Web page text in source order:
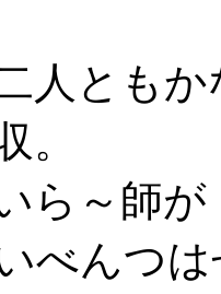
人とも
。
ら～師
べんつ